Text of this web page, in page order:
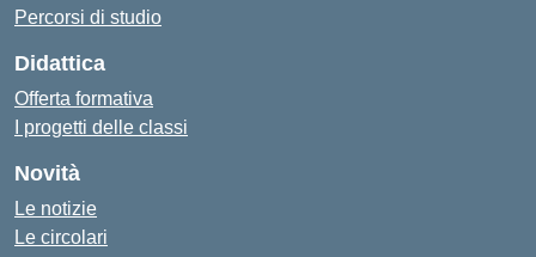
Percorsi di studio
Didattica
Offerta formativa
I progetti delle classi
Novità
Le notizie
Le circolari